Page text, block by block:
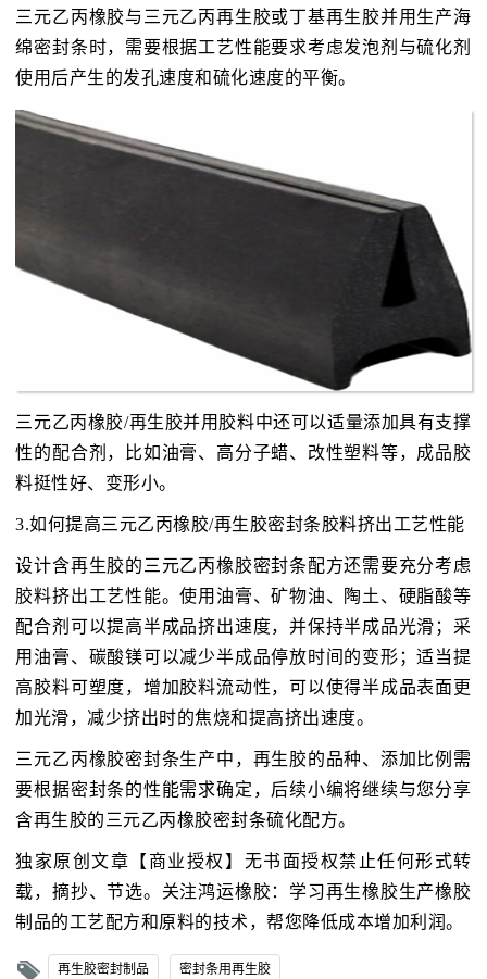
三元乙丙橡胶与三元乙丙再生胶或丁基再生胶并用生产海
绵密封条时，需要根据工艺性能要求考虑发泡剂与硫化剂
使用后产生的发孔速度和硫化速度的平衡。
三元乙丙橡胶/再生胶并用胶料中还可以适量添加具有支撑
性的配合剂，比如油膏、高分子蜡、改性塑料等，成品胶
料挺性好、变形小。
3.如何提高三元乙丙橡胶/再生胶密封条胶料挤出工艺性能
设计含再生胶的三元乙丙橡胶密封条配方还需要充分考虑
胶料挤出工艺性能。使用油膏、矿物油、陶土、硬脂酸等
配合剂可以提高半成品挤出速度，并保持半成品光滑；采
用油膏、碳酸镁可以减少半成品停放时间的变形；适当提
高胶料可塑度，增加胶料流动性，可以使得半成品表面更
加光滑，减少挤出时的焦烧和提高挤出速度。
三元乙丙橡胶密封条生产中，再生胶的品种、添加比例需
要根据密封条的性能需求确定，后续小编将继续与您分享
含再生胶的三元乙丙橡胶密封条硫化配方。
独家原创文章【商业授权】无书面授权禁止任何形式转
载，摘抄、节选。关注鸿运橡胶：学习再生橡胶生产橡胶
制品的工艺配方和原料的技术，帮您降低成本增加利润。
再生胶密封制品 密封条用再生胶